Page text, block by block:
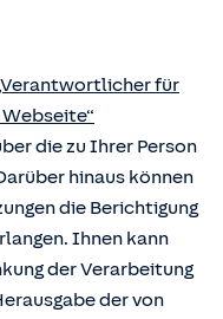
für
die zu Ihrer Person
hinaus können
die Berichtigung
Ihnen kann
der Verarbeitung
der von